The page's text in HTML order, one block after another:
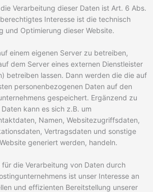
Verarbeitung dieser Daten ist Art. 6 Abs.
Interesse ist die technisch
und Optimierung dieser Website.
einem eigenen Server zu betreiben,
dem Server eines externen Dienstleister
betreiben lassen. Dann werden die die auf
personenbezogenen Daten auf den
gespeichert. Ergänzend zu
kann es sich z.B. um
Namen, Websitezugriffsdaten,
Vertragsdaten und sonstige
generiert werden, handeln.
die Verarbeitung von Daten durch
ist unser Interesse an
und effizienten Bereitstellung unserer